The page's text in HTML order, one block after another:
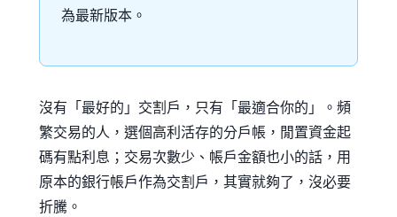
為最新版本。
沒有「最好的」交割戶，只有「最適合你的」。頻
繁交易的人，選個高利活存的分戶帳，閒置資金起
碼有點利息；交易次數少、帳戶金額也小的話，用
原本的銀行帳戶作為交割戶，其實就夠了，沒必要
折騰。